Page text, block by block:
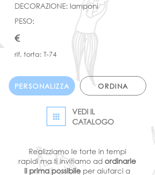
Realizziamo le torte in tempi
rapidi ma ti invitiamo ad ordinarle
il prima possibile per aiutarci a
DECORAZIONE: lamponi
PESO:
€
rif. torta: T-74
PERSONALIZZA ORDINA
VEDI IL
CATALOGO